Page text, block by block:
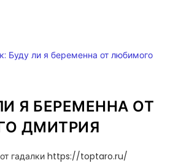
Я БЕРЕМЕННА ОТ
ДМИТРИЯ
гадалки https://toptaro.ru/